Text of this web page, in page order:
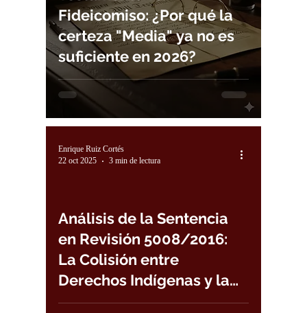
Fideicomiso: ¿Por qué la
certeza "Media" ya no es
suficiente en 2026?
Análisis de la Sentencia
en Revisión 5008/2016:
La Colisión entre
Derechos Indígenas y la
Protección de la Niñez.
Enrique Ruiz Cortés
22 oct 2025
3 min de lectura